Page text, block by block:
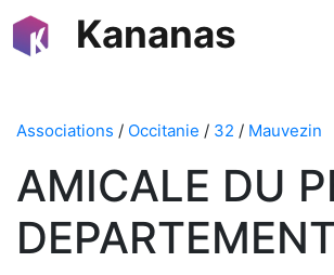
Kananas
Associations / Occitanie / 32 / Mauvezin
AMICALE DU